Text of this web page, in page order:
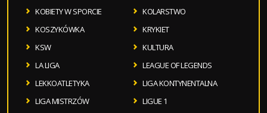
KOBIETY W SPORCIE
KOLARSTWO
KOSZYKÓWKA
KRYKIET
KSW
KULTURA
LA LIGA
LEAGUE OF LEGENDS
LEKKOATLETYKA
LIGA KONTYNENTALNA
LIGA MISTRZÓW
LIGUE 1